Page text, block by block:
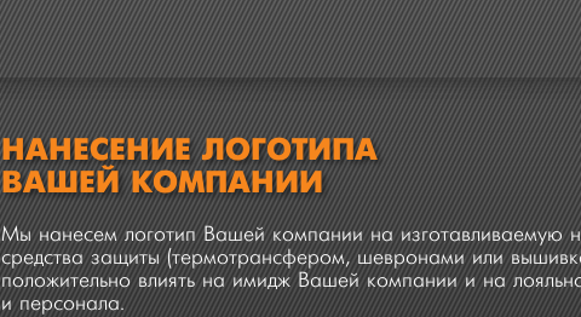
НАНЕСЕНИЕ ЛОГОТИПА
ВАШЕЙ КОМПАНИИ
Мы нанесем логотип Вашей компании на изготавливаемую
средства защиты (термотрансфером, шевронами или
положительно влиять на имидж Вашей компании и на
и персонала.